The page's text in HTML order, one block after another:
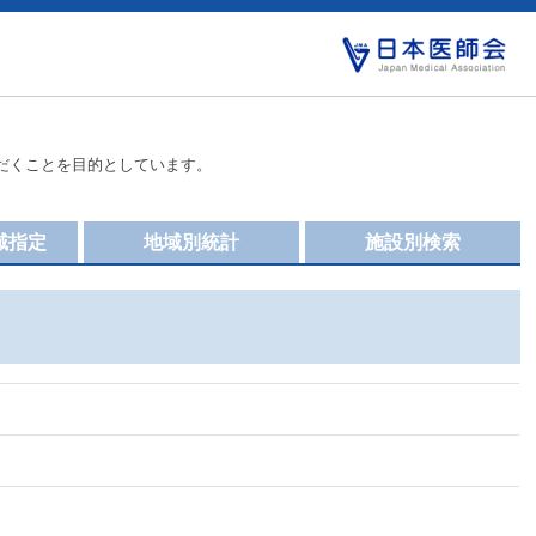
ことを目的としています。
施設別検索
地域別統計
指定